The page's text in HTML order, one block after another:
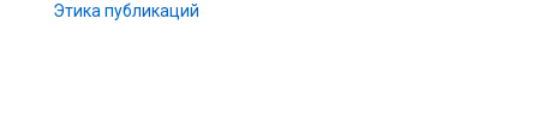
Этика публикаций